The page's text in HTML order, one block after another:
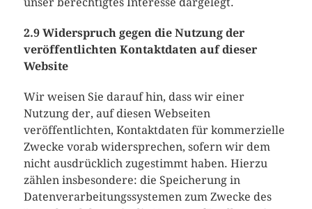
2.9 Widerspruch gegen die Nutzung der
veröffentlichten Kontaktdaten auf dieser
Website
Wir weisen Sie darauf hin, dass wir einer
Nutzung der, auf diesen Webseiten
veröffentlichten, Kontaktdaten für kommerzielle
Zwecke vorab widersprechen, sofern wir dem
nicht ausdrücklich zugestimmt haben. Hierzu
zählen insbesondere: die Speicherung in
Datenverarbeitungssystemen zum Zwecke des